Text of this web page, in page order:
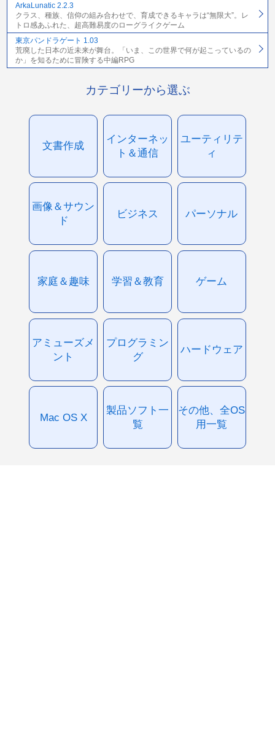
ArkaLunatic 2.2.3
クラス、種族、信仰の組み合わせで、育成できるキャラは“無限大”。レ
トロ感あふれた、超高難易度のローグライクゲーム
東京パンドラゲート 1.03
荒廃した日本の近未来が舞台。「いま、この世界で何が起こっているの
か」を知るために冒険する中編RPG
カテゴリーから選ぶ
文書作成
インターネッ
ト＆通信
ユーティリテ
ィ
画像＆サウン
ド
ビジネス パーソナル
家庭＆趣味 学習＆教育 ゲーム
アミューズメ
ント
プログラミン
グ
ハードウェア
Mac OS X
製品ソフト一
覧
その他、全OS
用一覧